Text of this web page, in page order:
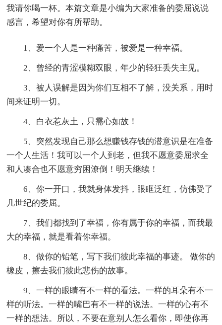
我请你喝一杯。本篇文章是小编为大家准备的委屈说说
感言，希望对你有所帮助。
1、爱一个人是一种痛苦，被爱是一种幸福。
2、曾经的青涩模糊双眼，年少的轻狂丢失主见。
3、被人误解是因为你们互相不了解，没关系，用时
间来证明一切。
4、白衣惹灰土，只需心如故！
5、突然发现自己那么想赚钱存钱的潜意识是在准备
一个人生活！我可以一个人到老，但我不愿意委屈求全
和人凑合也不愿意穷困潦倒！明天继续！
6、你一开口，我就身体发抖，眼眶泛红，仿佛受了
几世纪的委屈。
7、我们都找到了幸福，你有属于你的幸福，而我最
大的幸福，就是看着你幸福。
8、做你的铅笔，写下我们彼此幸福的事迹。 做你的
橡皮，擦去我们彼此悲伤的故事。
9、一样的眼睛有不一样的看法。一样的耳朵有不一
样的听法。一样的嘴巴有不一样的说法。一样的心有不
一样的想法。所以，不要在意别人怎么看你，即使你再